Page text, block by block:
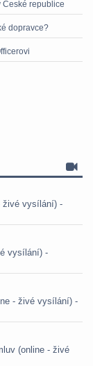
republice
dopravce?
živé vysílání) -
vysílání) -
- živé vysílání) -
(online - živé